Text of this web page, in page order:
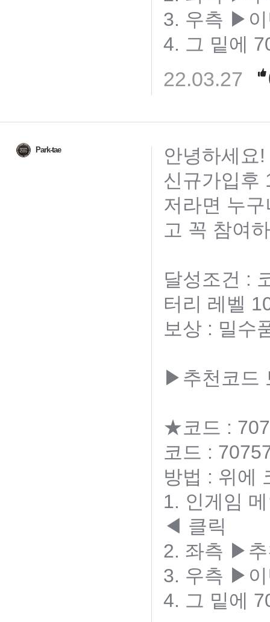
3. 우측 ▶
4. 그 밑에
22.03.27
Park-tae
안녕하세요!
신규가입후
저라면 누
고 꼭 참여
달성조건 :
터리 레벨
보상 : 밀수
▶추천코드
★코드 :
코드 :
방법 : 위에
1. 인게임
◀ 클릭
2. 좌측 ▶
3. 우측 ▶
4. 그 밑에